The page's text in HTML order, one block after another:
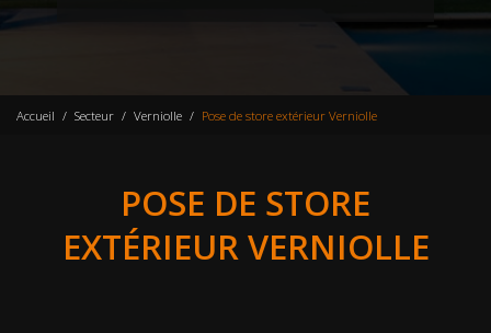
Accueil Secteur Verniolle Pose de store extérieur Verniolle
POSE DE STORE
EXTÉRIEUR VERNIOLLE